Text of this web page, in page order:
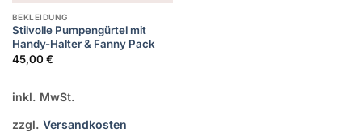
BEKLEIDUNG
Stilvolle Pumpengürtel mit
Handy-Halter & Fanny Pack
45,00 €
inkl. MwSt.
zzgl. Versandkosten